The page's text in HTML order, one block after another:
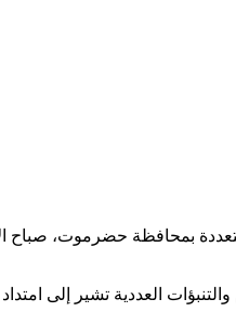
العددية تشير إلى امتداد